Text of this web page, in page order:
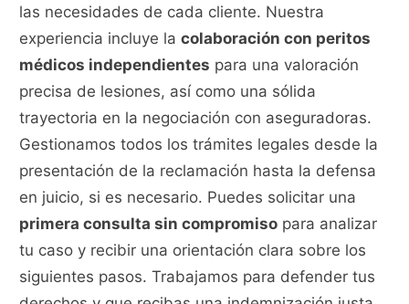
las necesidades de cada cliente. Nuestra
experiencia incluye lacolaboración con peritos
médicos independientes para una valoración
precisa de lesiones, así como una sólida
trayectoria en la negociación con aseguradoras.
Gestionamos todos los trámites legales desde la
presentación de la reclamación hasta la defensa
en juicio, si es necesario. Puedes solicitar una
primera consulta sin compromiso para analizar
tu caso y recibir una orientación clara sobre los
siguientes pasos. Trabajamos para defender tus